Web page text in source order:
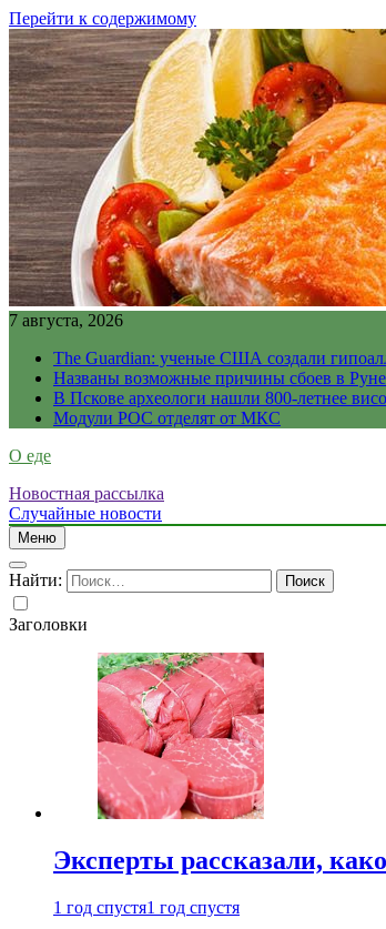
Перейти к содержимому
7 августа, 2026
The Guardian: ученые США создали
Названы возможные причины сбоев в
В Пскове археологи нашли 800-летнее
Модули РОС отделят от МКС
О еде
Новостная рассылка
Случайные новости
Меню
Найти:
Заголовки
Эксперты рассказали,
1 год спустя1 год спустя